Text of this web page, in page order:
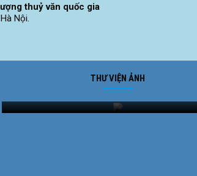
thuỷ văn quốc gia
Nội.
THƯ VIỆN ẢNH